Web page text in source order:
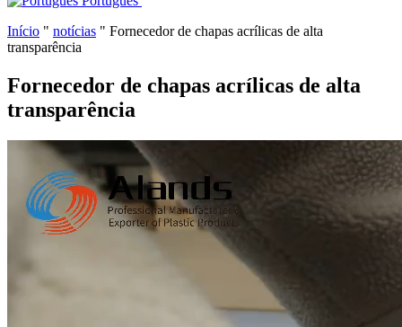
Início " notícias " Fornecedor de chapas acrílicas de alta
transparência
Fornecedor de chapas acrílicas de alta
transparência